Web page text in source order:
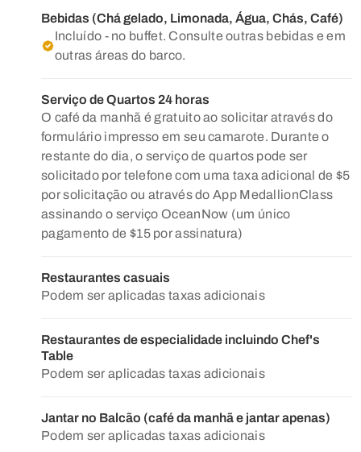
Bebidas (Chá gelado, Limonada, Água, Chás, Café)
Incluído - no buffet. Consulte outras bebidas e em
outras áreas do barco.
Serviço de Quartos 24 horas
O café da manhã é gratuito ao solicitar através do
formulário impresso em seu camarote. Durante o
restante do dia, o serviço de quartos pode ser
solicitado por telefone com uma taxa adicional de $5
por solicitação ou através do App MedallionClass
assinando o serviço OceanNow (um único
pagamento de $15 por assinatura)
Restaurantes casuais
Podem ser aplicadas taxas adicionais
Restaurantes de especialidade incluindo Chef's
Table
Podem ser aplicadas taxas adicionais
Jantar no Balcão (café da manhã e jantar apenas)
Podem ser aplicadas taxas adicionais